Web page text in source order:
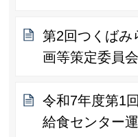
第2回つくばみ
画等策定委員
令和7年度第1
給食センター